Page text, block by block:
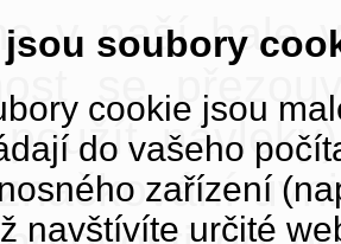
jsou soubory
cookie jsou
do vašeho
zařízení
navštívíte určité
v naší hale
se